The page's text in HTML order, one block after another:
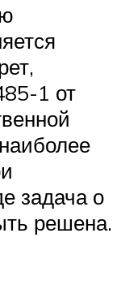
1 от
задача о
решена.